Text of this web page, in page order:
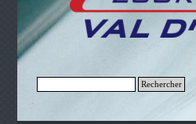
Rechercher